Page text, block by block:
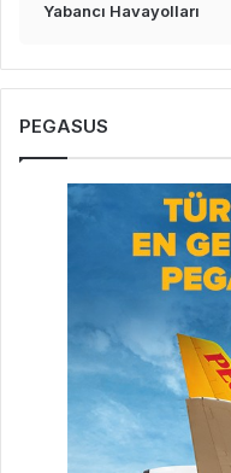
Yabancı Havayolları
PEGASUS